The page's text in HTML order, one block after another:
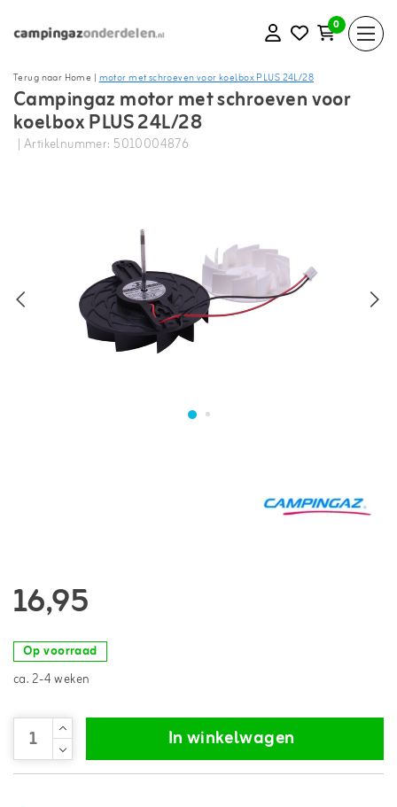
0
Terug naar Home |motor met schroeven voor koelbox PLUS 24L/28
Campingaz motor met schroeven voor
koelbox PLUS 24L/28
| Artikelnummer: 5010004876
16,95
Op voorraad
ca. 2-4 weken
In winkelwagen